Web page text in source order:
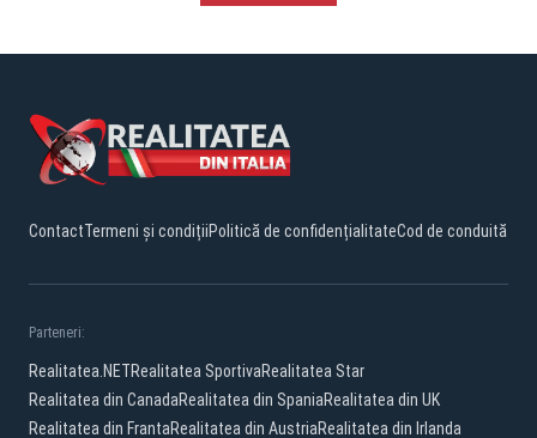
ContactTermeni și condițiiPolitică de confidențialitateCod de conduită
Parteneri:
Realitatea.NETRealitatea SportivaRealitatea Star
Realitatea din CanadaRealitatea din SpaniaRealitatea din UK
Realitatea din FrantaRealitatea din AustriaRealitatea din Irlanda